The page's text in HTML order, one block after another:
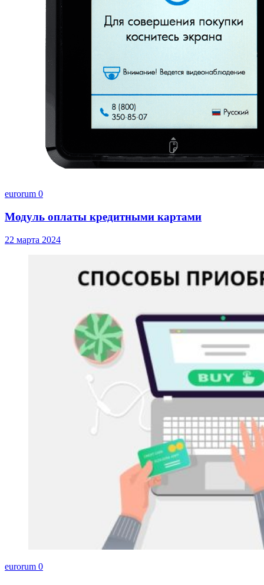
eurorum 0
Модуль оплаты кредитными картами
22 марта 2024
eurorum 0